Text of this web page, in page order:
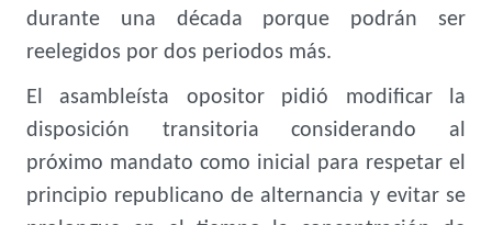
durante una década porque podrán ser
reelegidos por dos periodos más.
El asambleísta opositor pidió modificar la
disposición transitoria considerando al
próximo mandato como inicial para respetar el
principio republicano de alternancia y evitar se